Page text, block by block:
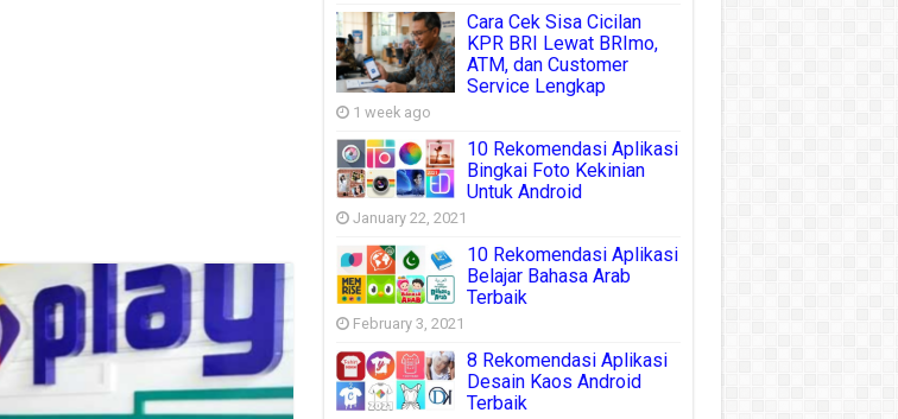
Cara Cek Sisa Cicilan
KPR BRI Lewat BRImo,
ATM, dan Customer
Service Lengkap
1 week ago
10 Rekomendasi Aplikasi
Bingkai Foto Kekinian
Untuk Android
January 22, 2021
10 Rekomendasi Aplikasi
Belajar Bahasa Arab
Terbaik
February 3, 2021
8 Rekomendasi Aplikasi
Desain Kaos Android
Terbaik